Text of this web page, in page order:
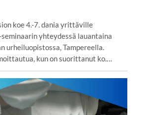
koe 4.-7. dania yrittäville
yhteydessä lauantaina
urheiluopistossa, Tampereella.
kun on suorittanut ko.…